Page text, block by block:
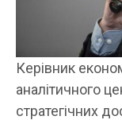
Керівник
аналітичного
стратегічних